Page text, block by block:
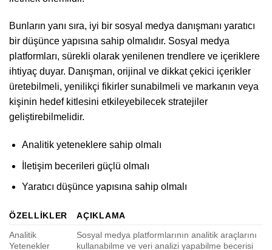
Bunların yanı sıra, iyi bir sosyal medya danışmanı yaratıcı
bir düşünce yapısına sahip olmalıdır. Sosyal medya
platformları, sürekli olarak yenilenen trendlere ve içeriklere
ihtiyaç duyar. Danışman, orijinal ve dikkat çekici içerikler
üretebilmeli, yenilikçi fikirler sunabilmeli ve markanın veya
kişinin hedef kitlesini etkileyebilecek stratejiler
geliştirebilmelidir.
Analitik yeteneklere sahip olmalı
İletişim becerileri güçlü olmalı
Yaratıcı düşünce yapısına sahip olmalı
ÖZELLIKLER
AÇIKLAMA
Analitik
Yetenekler
Sosyal medya platformlarının analitik araçlarını
kullanabilme ve veri analizi yapabilme becerisi